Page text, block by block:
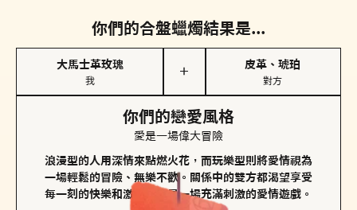
你們的合盤蠟燭結果是...
大馬士革玫瑰
我
＋
皮革、琥珀
對方
你們的戀愛風格
愛是一場偉大冒險
浪漫型的人用深情來點燃火花，而玩樂型則將愛情視為
一場輕鬆的冒險、無樂不歡。關係中的雙方都渴望享受
每一刻的快樂和激動，像是一場充滿刺激的愛情遊戲。